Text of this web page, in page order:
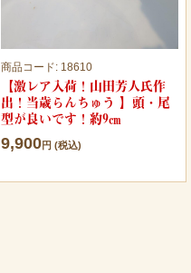
商品コード: 18610
【激レア入荷！山田芳人氏作
出！当歳らんちゅう 】頭・尾
型が良いです！約9㎝
9,900円 (税込)